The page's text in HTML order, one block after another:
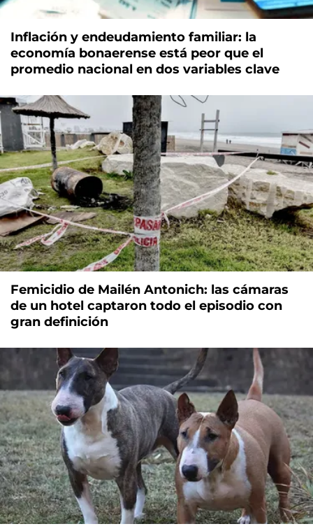
Inflación y endeudamiento familiar: la
economía bonaerense está peor que el
promedio nacional en dos variables clave
Femicidio de Mailén Antonich: las cámaras
de un hotel captaron todo el episodio con
gran definición